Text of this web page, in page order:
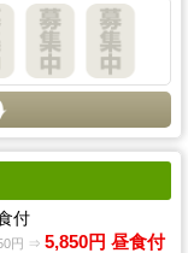
付
円 ⇒ 5,850円 昼食付